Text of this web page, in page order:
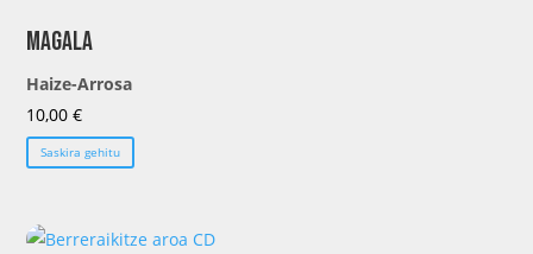
MAGALA
Haize-Arrosa
10,00€
Saskira gehitu